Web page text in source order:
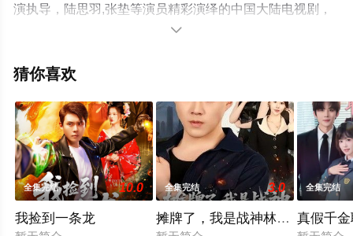
演执导，陆思羽,张垫等演员精彩演绎的中国大陆电视剧，
大结局剧情已揭晓（1-1全集），手机免费观看高清无删减
豆瓣电视剧、电视猫或剧情网等平台了解。

猜你喜欢
全集完结 10.0
我捡到一条龙
全集完结 3.0
摊牌了，我是战神林不凡
全集完结
真假千